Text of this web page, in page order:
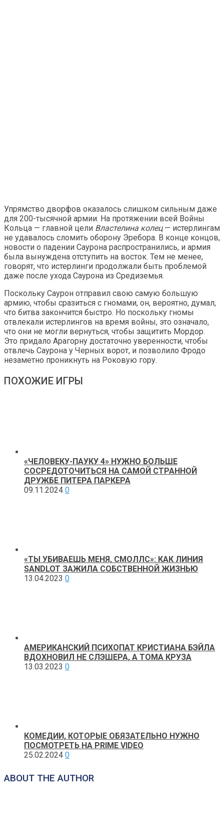
Упрямство дворфов оказалось слишком сильным даже
для 200-тысячной армии. На протяжении всей Войны
Кольца — главной цели Властелина колец— истерлингам
не удавалось сломить оборону Эребора. В конце концов,
новости о падении Саурона распространились, и армия
была вынуждена отступить на восток. Тем не менее,
говорят, что истерлинги продолжали быть проблемой
даже после ухода Саурона из Средиземья.
Поскольку Саурон отправил свою самую большую
армию, чтобы сразиться с гномами, он, вероятно, думал,
что битва закончится быстро. Но поскольку гномы
отвлекали истерлингов на время войны, это означало,
что они не могли вернуться, чтобы защитить Мордор.
Это придало Арагорну достаточно уверенности, чтобы
отвлечь Саурона у Черных ворот, и позволило Фродо
незаметно проникнуть на Роковую гору.
ПОХОЖИЕ ИГРЫ
«ЧЕЛОВЕКУ-ПАУКУ 4» НУЖНО БОЛЬШЕ
СОСРЕДОТОЧИТЬСЯ НА САМОЙ СТРАННОЙ
ДРУЖБЕ ПИТЕРА ПАРКЕРА
09.11.2024 0
«ТЫ УБИВАЕШЬ МЕНЯ, СМОЛЛС»: КАК ЛИНИЯ
SANDLOT ЗАЖИЛА СОБСТВЕННОЙ ЖИЗНЬЮ
13.04.2023 0
АМЕРИКАНСКИЙ ПСИХОПАТ КРИСТИАНА БЭЙЛА
ВДОХНОВИЛ НЕ СЛЭШЕРА, А ТОМА КРУЗА
13.03.2023 0
КОМЕДИИ, КОТОРЫЕ ОБЯЗАТЕЛЬНО НУЖНО
ПОСМОТРЕТЬ НА PRIME VIDEO
25.02.2024 0
ABOUT THE AUTHOR